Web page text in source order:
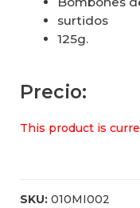
surtidos
125g.
Precio:
This product is
SKU: 010MI002